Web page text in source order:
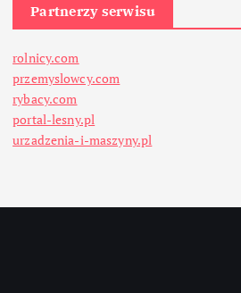
Partnerzy serwisu
rolnicy.com
przemyslowcy.com
rybacy.com
portal-lesny.pl
urzadzenia-i-maszyny.pl